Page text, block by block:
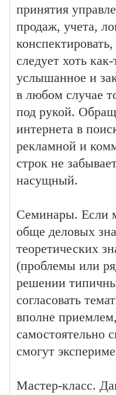
принятия
продаж, учета,
следует хоть
услышанное и
в любом случае
под рукой.
интернета в
рекламной и
строк не
насущный.
Семинары. Если
обще деловых
теоретических
(проблемы или
решении
согласовать
вполне
самостоятельно
смогут
Мастер-класс.